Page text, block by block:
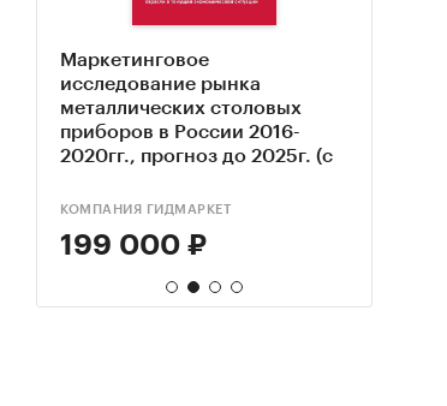
Маркетинговое
исследование рынка
металлических столовых
приборов в России 2016-
2020гг., прогноз до 2025г. (с
КОМПАНИЯ ГИДМАРКЕТ
199 000 ₽